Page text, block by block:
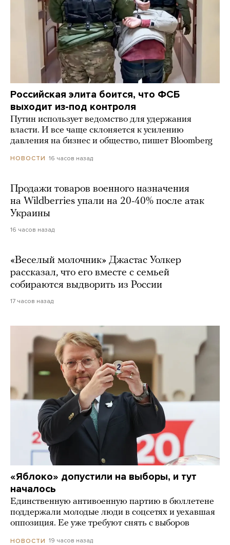
Российская элита боится, что ФСБ
выходит из-под контроля
Путин использует ведомство для удержания
власти. И все чаще склоняется к усилению
давления на бизнес и общество, пишет Bloomberg
НОВОСТИ 16 часов назад
Продажи товаров военного назначения
на Wildberries упали на 20-40% после атак
Украины
16 часов назад
«Веселый молочник» Джастас Уолкер
рассказал, что его вместе с семьей
собираются выдворить из России
17 часов назад
«Яблоко» допустили на выборы, и тут
началось
Единственную антивоенную партию в бюллетене
поддержали молодые люди в соцсетях и уехавшая
оппозиция. Ее уже требуют снять с выборов
НОВОСТИ 19 часов назад